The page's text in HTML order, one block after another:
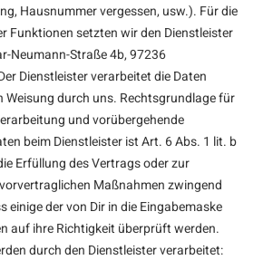
Hausnummer vergessen, usw.). Für die
Funktionen setzten wir den Dienstleister
Neumann-Straße 4b, 97236
Dienstleister verarbeitet die Daten
Weisung durch uns. Rechtsgrundlage für
und vorübergehende
beim Dienstleister ist Art. 6 Abs. 1 lit. b
Erfüllung des Vertrags oder zur
Maßnahmen zwingend
einige der von Dir in die Eingabemaske
auf ihre Richtigkeit überprüft werden.
durch den Dienstleister verarbeitet: